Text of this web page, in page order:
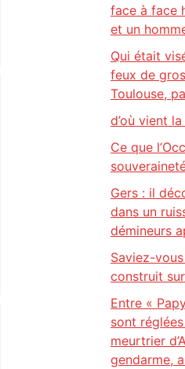
face à face
et un
Qui était
feux de
Toulouse,
d’où vient
Ce que
Gers : il
dans un
démineurs
Saviez-
construit
Entre «
sont
meurtrier
gendarme,